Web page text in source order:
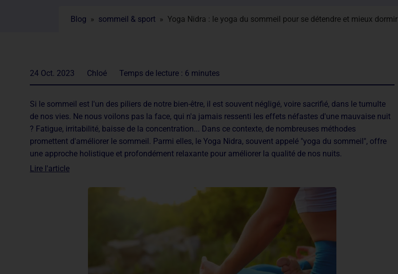
Blog » sommeil & sport » Yoga Nidra : le yoga du sommeil pour se détendre et mieux dormir
24 Oct. 2023 Chloé Temps de lecture : 6 minutes
Si le sommeil est l'un des piliers de notre bien-être, il est souvent négligé, voire sacrifié, dans le tumulte
de nos vies. Ne nous voilons pas la face, qui n'a jamais ressenti les effets néfastes d'une mauvaise nuit
? Fatigue, irritabilité, baisse de la concentration... Dans ce contexte, de nombreuses méthodes
promettent d'améliorer le sommeil. Parmi elles, le Yoga Nidra, souvent appelé "yoga du sommeil", offre
une approche holistique et profondément relaxante pour améliorer la qualité de nos nuits.
Lire l'article